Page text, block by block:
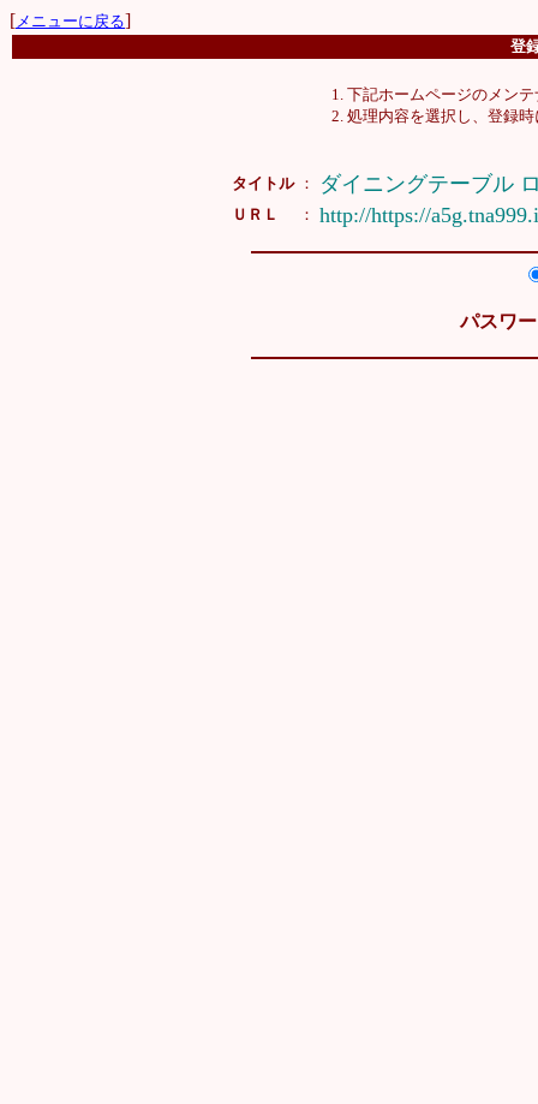
[メニューに戻る]
登
下記ホームページのメン
処理内容を選択し、登録
タイトル ： ダイニングテーブル
ＵＲＬ ： http://https://
パスワ